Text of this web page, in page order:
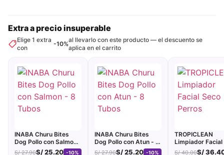
Extra a precio insuperable
Elige 1 extra
con
-10%
al llevarlo con este producto — el descuento se
aplica en el carrito
INABA Churu Bites
Dog Pollo con Salmon -
8 Tubos
S/27.90S/25.20 -10%
INABA Churu Bites
Dog Pollo con Atun - 8
Tubos
S/27.90S/25.20 -10%
TROPICLEAN
Limpiador Facial
Perros
S/40.00S/